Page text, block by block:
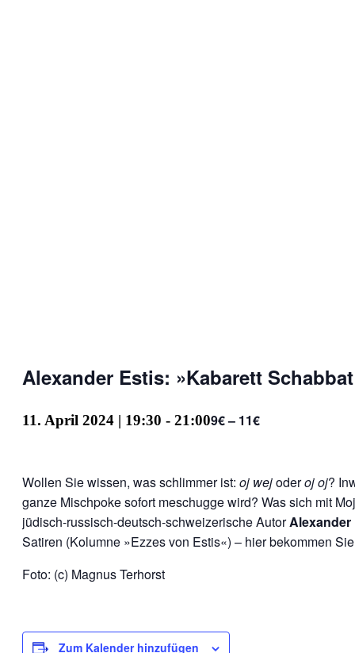
Alexander Estis: »Kabarett
11. April 2024 | 19:30 - 21:009€ – 11€
Wollen Sie wissen, was schlimmer ist: oj wejoderoj oj?
ganze Mischpoke sofort meschugge wird? Was sich mit
jüdisch-russisch-deutsch-schweizerische AutorAlexander
Satiren (Kolumne »Ezzes von Estis«) – hier bekommen
Foto: (c) Magnus Terhorst
Zum Kalender hinzufügen